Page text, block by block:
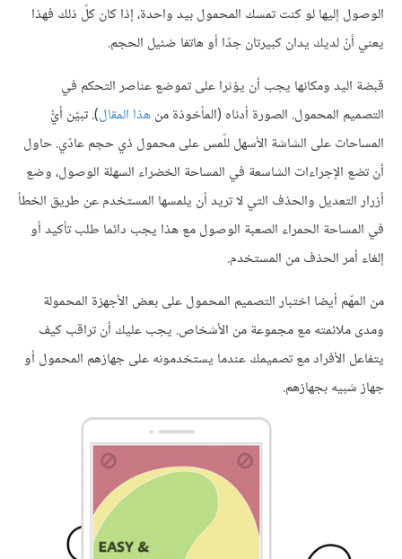
الوصول إليها لو كنت تمسك المحمول بيد واحدة، إذا كان كلّ ذلك فهذا
يعني أنّ لديك يدان كبيرتان جدّا أو هاتفا ضئيل الحجم.
قبضة اليد ومكانها يجب أن يؤثرا على تموضع عناصر التحكم في
التصميم المحمول. الصورة أدناه (المأخوذة منهذا المقال). تبيّن أيُّ
المساحات على الشاشة الأسهل للّمس على محمول ذي حجم عادّي. حاول
أن تضع الإجراءات الشاسعة في المساحة الخضراء السهلة الوصول، وضع
أزرار التعديل والحذف التي لا تريد أن يلمسها المستخدم عن طريق الخطأ
في المساحة الحمراء الصعبة الوصول مع هذا يجب دائما طلب تأكيد أو
إلغاء أمر الحذف من المستخدم.
من المهّم أيضا اختبار التصميم المحمول على بعض الأجهزة المحمولة
ومدى ملائمته مع مجموعة من الأشخاص. يجب عليك أن تراقب كيف
يتفاعل الأفراد مع تصميمك عندما يستخدمونه على جهازهم المحمول أو
جهاز شبيه بجهازهم.